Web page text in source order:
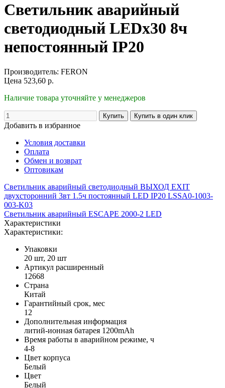
Светильник аварийный
светодиодный LEDх30 8ч
непостоянный IP20
Производитель: FERON
Цена 523,60 р.
Наличие товара уточняйте у менеджеров
Добавить в избранное
Условия доставки
Оплата
Обмен и возврат
Оптовикам
Светильник аварийный светодиодный ВЫХОД EXIT
двухсторонний 3вт 1.5ч постоянный LED IP20 LSSA0-1003-
003-K03
Светильник аварийный ESCAPE 2000-2 LED
Характеристики
Характеристики:
Упаковки
20 шт, 20 шт
Артикул расширенный
12668
Страна
Китай
Гарантийный срок, мес
12
Дополнительная информация
литий-ионная батарея 1200mAh
Время работы в аварийном режиме, ч
4-8
Цвет корпуса
Белый
Цвет
Белый